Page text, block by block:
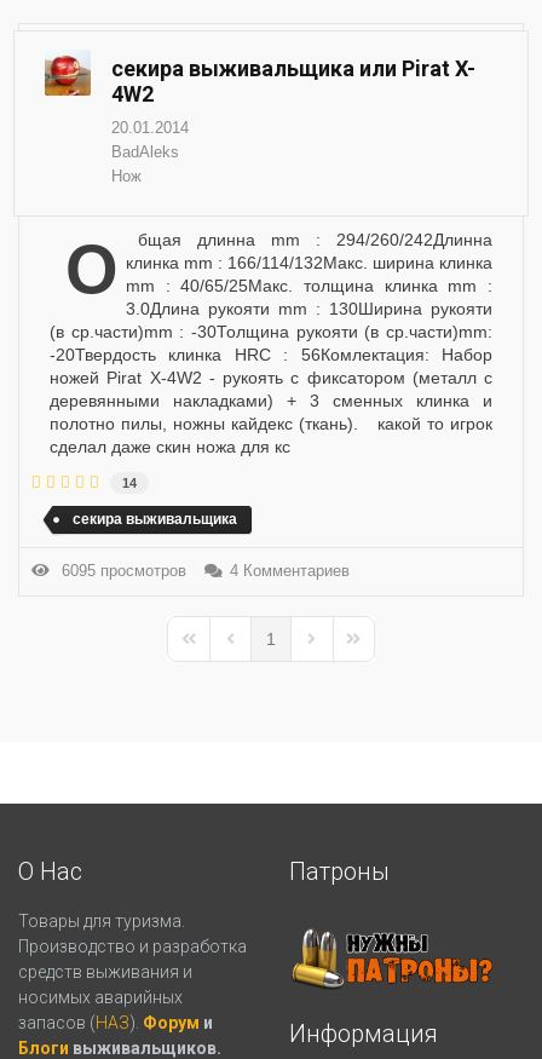
секира выживальщика или Pirat X-
4W2
20.01.2014
BadAleks
Нож
Общая длинна mm : 294/260/242Длинна клинка mm : 166/114/132Макс. ширина клинка
mm : 40/65/25Макс. толщина клинка mm :
3.0Длина рукояти mm : 130Ширина рукояти
(в ср.части)mm : -30Толщина рукояти (в ср.части)mm:
-20Твердость клинка HRC : 56Комлектация: Набор
ножей Pirat X-4W2 - рукоять с фиксатором (металл с
деревянными накладками) + 3 сменных клинка и
полотно пилы, ножны кайдекс (ткань). какой то игрок
сделал даже скин ножа для кс
14
секира выживальщика
6095 просмотров 4 Комментариев
First PagePrevious Page
1
Next PageLast Page
О Нас
Товары для туризма.
Производство и разработка
средств выживания и
носимых аварийных
запасов (НАЗ). Форум и
Блоги выживальщиков.
Патроны
Информация